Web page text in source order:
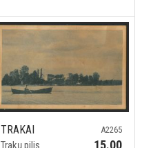
TRAKAI
Trakų pilis
A2265
15.00